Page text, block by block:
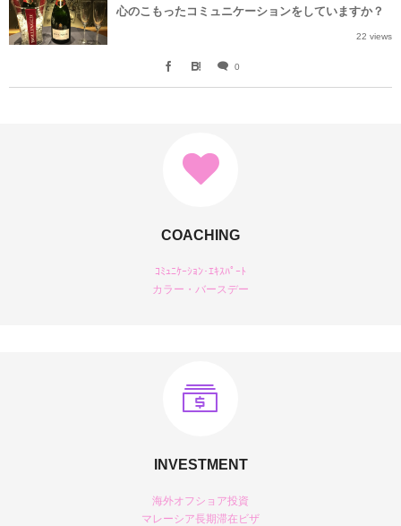
心のこもったコミュニケーションをしていますか？
22 views
0
COACHING
ｺﾐｭﾆｹｰｼｮﾝ･ｴｷｽﾊﾟｰﾄ
カラー・バースデー
INVESTMENT
海外オフショア投資
マレーシア長期滞在ビザ